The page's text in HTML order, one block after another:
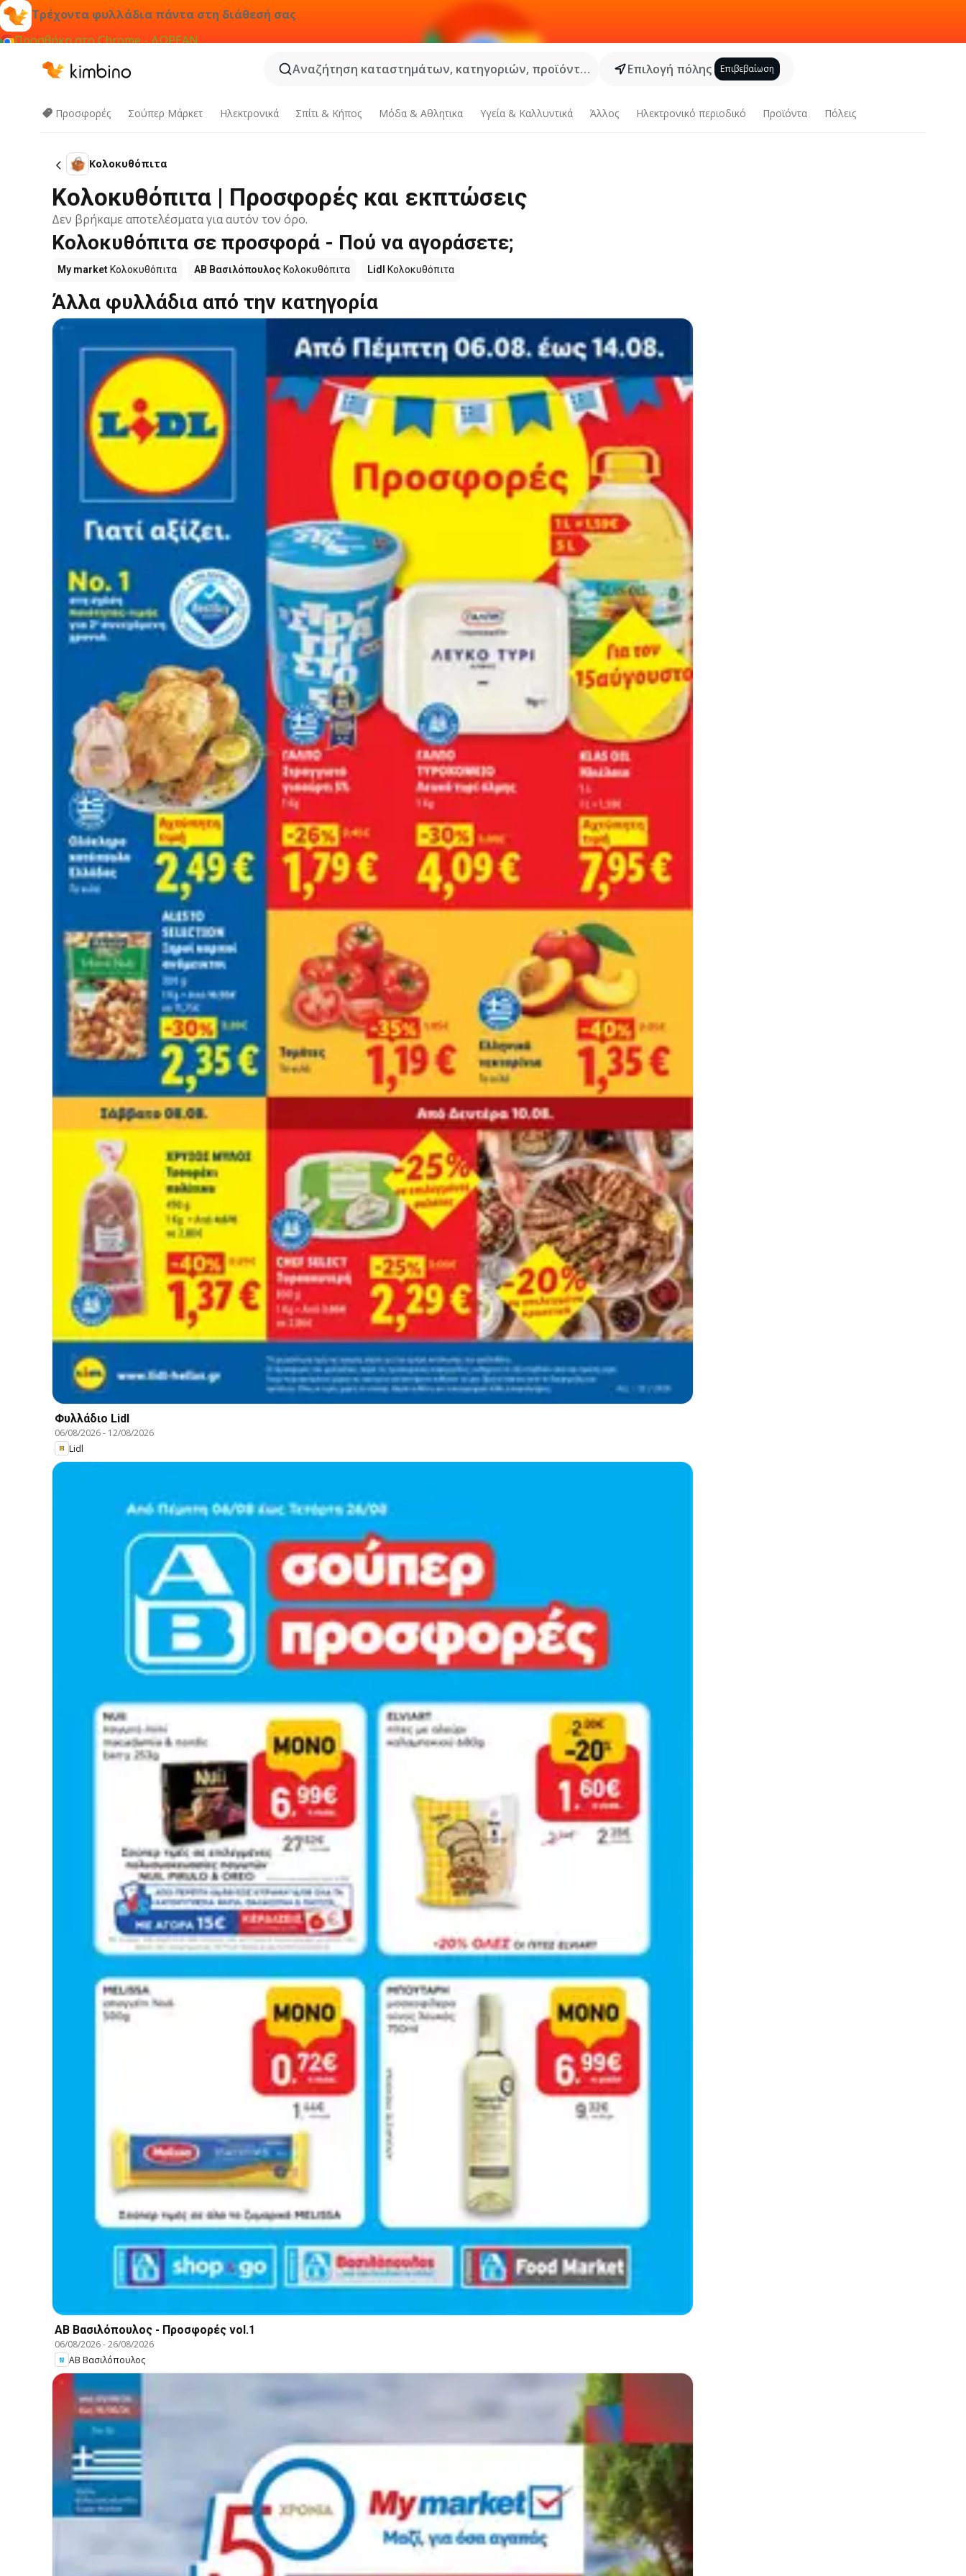
Τρέχοντα φυλλάδια πάντα στη διάθεσή σας
Προσθήκη στο Chrome - ΔΩΡΕΑΝ
Αναζήτηση καταστημάτων, κατηγοριών, προϊόντων...
Επιλογή πόλης Επιβεβαίωση
Προσφορές Σούπερ Μάρκετ Hλεκτρονικά Σπίτι & Κήπος Μόδα & Aθλητικα Υγεία & Καλλυντικά Άλλος Ηλεκτρονικό περιοδικό Προϊόντα Πόλεις
Κολοκυθόπιτα
Κολοκυθόπιτα | Προσφορές και εκπτώσεις
Δεν βρήκαμε αποτελέσματα για αυτόν τον όρο.
Κολοκυθόπιτα σε προσφορά - Πού να αγοράσετε;
My market Κολοκυθόπιτα ΑΒ Βασιλόπουλος Κολοκυθόπιτα Lidl Κολοκυθόπιτα
Άλλα φυλλάδια από την κατηγορία
Φυλλάδιο Lidl
06/08/2026- 12/08/2026
Lidl
ΑΒ Βασιλόπουλος - Προσφορές vol.1
06/08/2026-26/08/2026
ΑΒ Βασιλόπουλος